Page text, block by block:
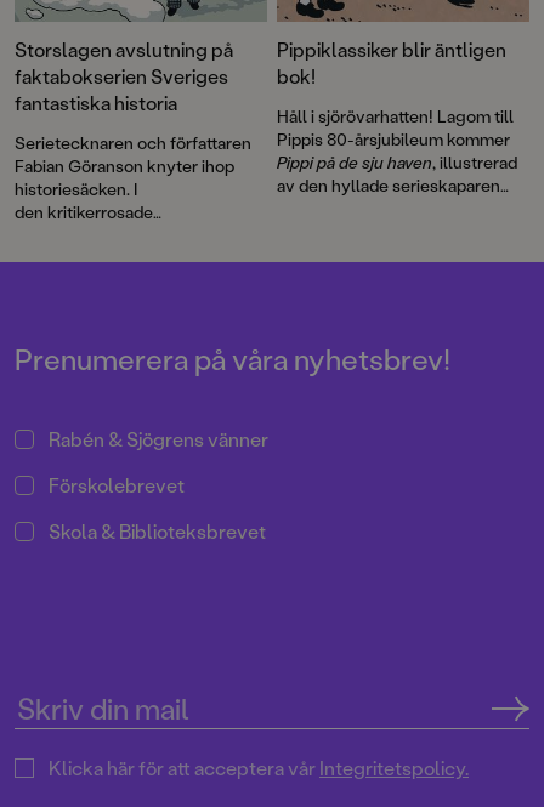
Storslagen avslutning på
faktabokserien Sveriges
fantastiska historia
Serietecknaren och författaren
Fabian Göranson knyter ihop
historiesäcken. I
den kritikerrosade
fantastiska historia har läsarna
Farsta.
Pippiklassiker blir äntligen
bok!
Håll i sjörövarhatten! Lagom till
Pippis 80-årsjubileum kommer
Pippi på de sju haven, illustrerad
av den hyllade serieskaparen
Prenumerera på våra nyhetsbrev!
Rabén & Sjögrens vänner
Förskolebrevet
Skola & Biblioteksbrevet
Klicka här för att acceptera vårIntegritetspolicy.